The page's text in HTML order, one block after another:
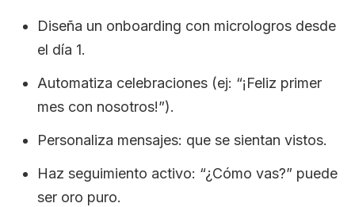
Diseña un onboarding con micrologros desde
el día 1.
Automatiza celebraciones (ej: “¡Feliz primer
mes con nosotros!”).
Personaliza mensajes: que se sientan vistos.
Haz seguimiento activo: “¿Cómo vas?” puede
ser oro puro.